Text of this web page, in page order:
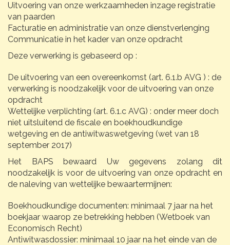
Uitvoering van onze werkzaamheden inzage registratie
van paarden
Facturatie en administratie van onze dienstverlenging
Communicatie in het kader van onze opdracht
Deze verwerking is gebaseerd op :
De uitvoering van een overeenkomst (art. 6.1.b AVG ) : de
verwerking is noodzakelijk voor de uitvoering van onze
opdracht
Wettelijke verplichting (art. 6.1.c AVG) : onder meer doch
niet uitsluitend de fiscale en boekhoudkundige
wetgeving en de antiwitwaswetgeving (wet van 18
september 2017)
Het BAPS bewaard Uw gegevens zolang dit
noodzakelijk is voor de uitvoering van onze opdracht en
de naleving van wettelijke bewaartermijnen:
Boekhoudkundige documenten: minimaal 7 jaar na het
boekjaar waarop ze betrekking hebben (Wetboek van
Economisch Recht)
Antiwitwasdossier: minimaal 10 jaar na het einde van de